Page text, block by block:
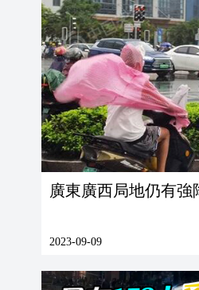
廣東廣西局地仍有
2023-09-09